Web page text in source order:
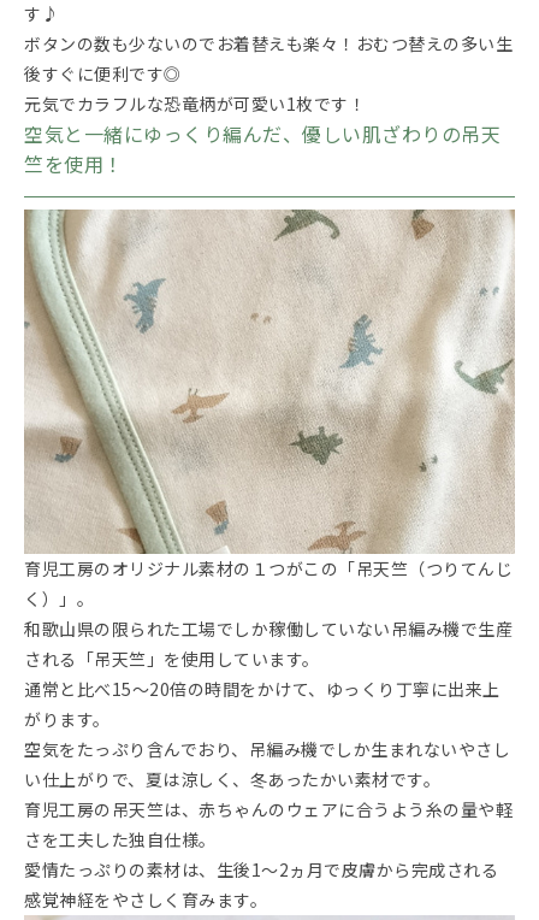
す♪
ボタンの数も少ないのでお着替えも楽々！おむつ替えの多い生
後すぐに便利です◎
元気でカラフルな恐竜柄が可愛い1枚です！
空気と一緒にゆっくり編んだ、優しい肌ざわりの吊天
竺を使用！
育児工房のオリジナル素材の１つがこの「吊天竺（つりてんじ
く）」。
和歌山県の限られた工場でしか稼働していない吊編み機で生産
される「吊天竺」を使用しています。
通常と比べ15～20倍の時間をかけて、ゆっくり丁寧に出来上
がります。
空気をたっぷり含んでおり、吊編み機でしか生まれないやさし
い仕上がりで、夏は涼しく、冬あったかい素材です。
育児工房の吊天竺は、赤ちゃんのウェアに合うよう糸の量や軽
さを工夫した独自仕様。
愛情たっぷりの素材は、生後1～2ヵ月で皮膚から完成される
感覚神経をやさしく育みます。